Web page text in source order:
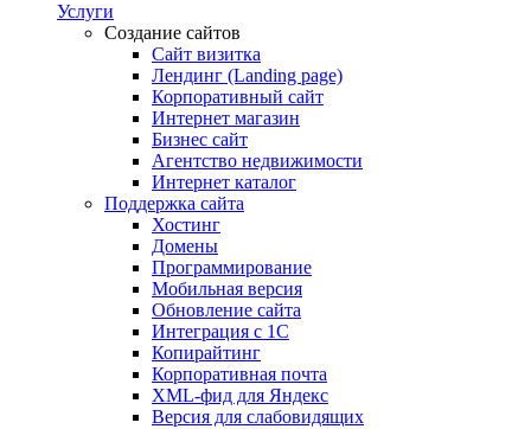
Услуги
Создание сайтов
Сайт визитка
Лендинг (Landing page)
Корпоративный сайт
Интернет магазин
Бизнес сайт
Агентство недвижимости
Интернет каталог
Поддержка сайта
Хостинг
Домены
Программирование
Мобильная версия
Обновление сайта
Интеграция с 1С
Копирайтинг
Корпоративная почта
XML-фид для Яндекс
Версия для слабовидящих